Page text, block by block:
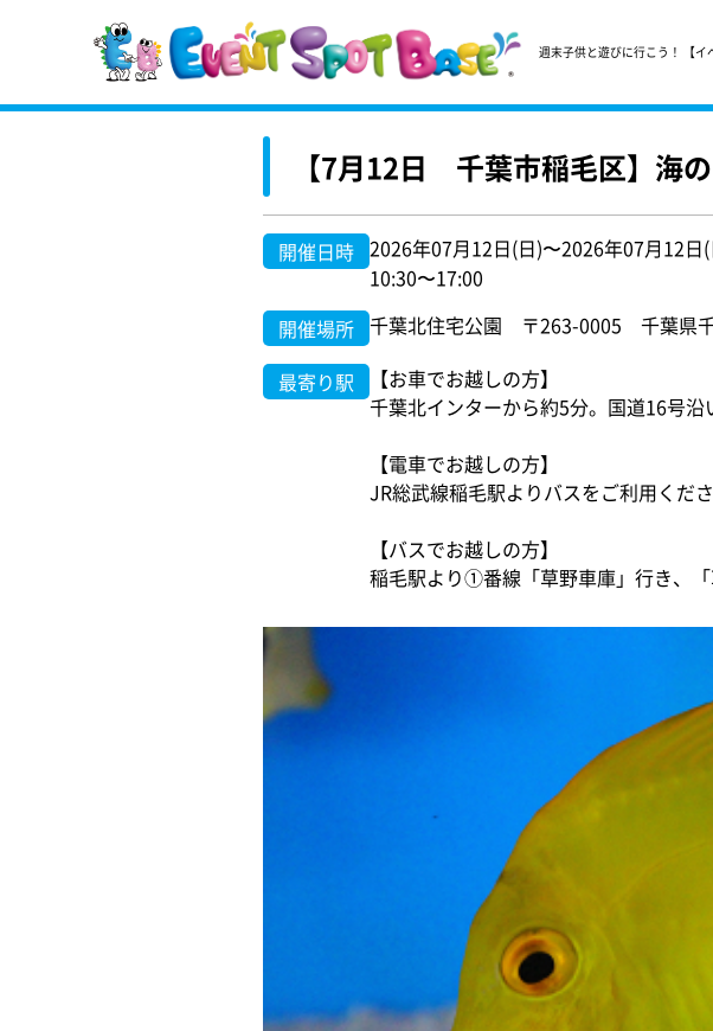
週末子供と遊びに行こう！ 【イ
【7月12日 千葉市稲毛区】海
開催日時 2026年07月12日(日)〜2026年07月12日
10:30〜17:00
開催場所 千葉北住宅公園 〒263-0005 千葉県
最寄り駅
【お車でお越しの方】
千葉北インターから約5分。国道16号沿
【電車でお越しの方】
JR総武線稲毛駅よりバスをご利用くださ
【バスでお越しの方】
稲毛駅より①番線「草野車庫」行き、